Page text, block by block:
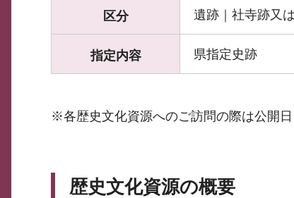
区分 遺跡｜社寺跡又
指定内容 県指定史跡
※各歴史文化資源へのご訪問の際は公開
歴史文化資源の概要